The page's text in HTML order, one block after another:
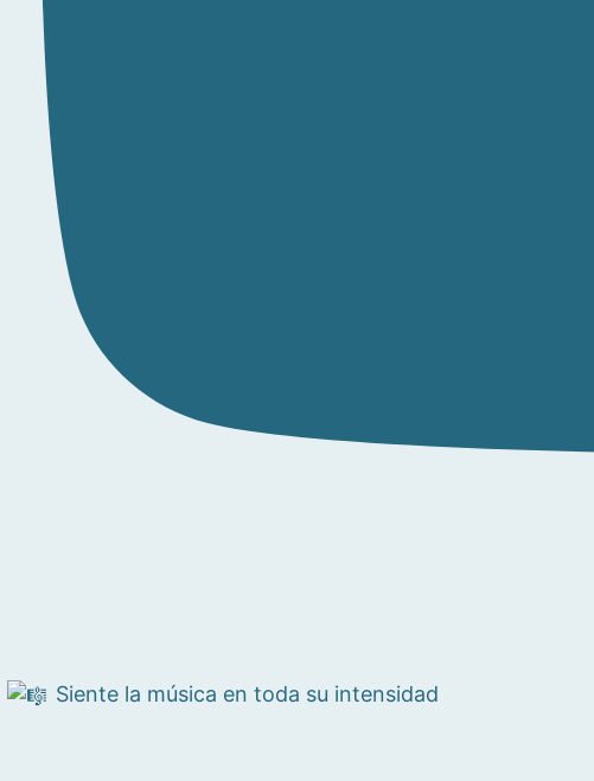
Siente la música en toda su intensidad